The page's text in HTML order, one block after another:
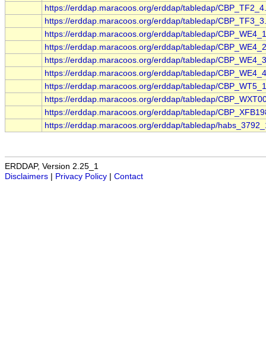
https://erddap.maracoos.org/erddap/tabledap/
https://erddap.maracoos.org/erddap/tabledap/
https://erddap.maracoos.org/erddap/tabledap/
https://erddap.maracoos.org/erddap/tabledap/
https://erddap.maracoos.org/erddap/tabledap/
https://erddap.maracoos.org/erddap/tabledap/
https://erddap.maracoos.org/erddap/tabledap/
https://erddap.maracoos.org/erddap/tabledap/
https://erddap.maracoos.org/erddap/tabledap/
https://erddap.maracoos.org/erddap/tabledap/
ERDDAP, Version 2.25_1
Disclaimers | Privacy Policy | Contact